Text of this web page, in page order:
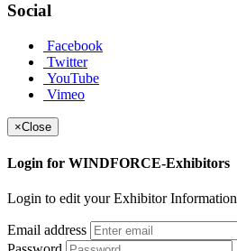
Social
Facebook
Twitter
YouTube
Vimeo
×Close
Login for WINDFORCE-Exhibitors
Login to edit your Exhibitor
Email address